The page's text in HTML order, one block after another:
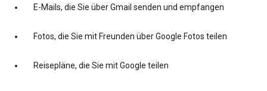
E-Mails, die Sie über Gmail senden und empfangen
Fotos, die Sie mit Freunden über Google Fotos teilen
Reisepläne, die Sie mit Google teilen